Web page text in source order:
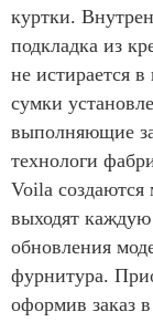
куртки.
подкладка из
не истирается
сумки
выполняющие
технологи
Voila
выходят
обновления
фурнитура.
оформив заказ